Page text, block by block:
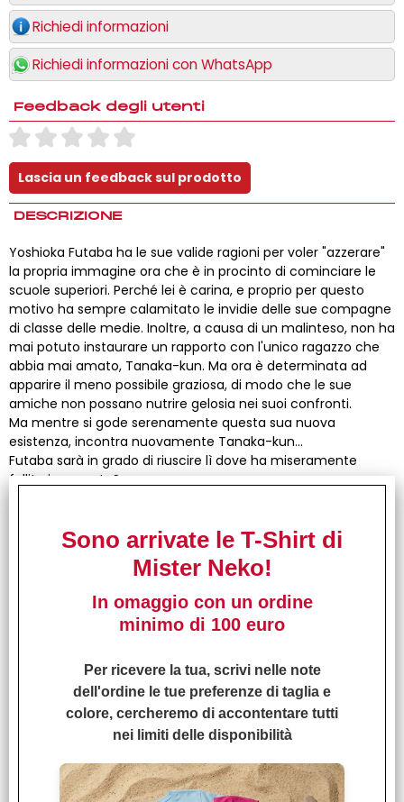
Richiedi informazioni
Richiedi informazioni con WhatsApp
Feedback degli utenti
DESCRIZIONE
Yoshioka Futaba ha le sue valide ragioni per voler "azzerare"
la propria immagine ora che è in procinto di cominciare le
scuole superiori. Perché lei è carina, e proprio per questo
motivo ha sempre calamitato le invidie delle sue compagne
di classe delle medie. Inoltre, a causa di un malinteso, non ha
mai potuto instaurare un rapporto con l'unico ragazzo che
abbia mai amato, Tanaka-kun. Ma ora è determinata ad
apparire il meno possibile graziosa, di modo che le sue
amiche non possano nutrire gelosia nei suoi confronti.
Ma mentre si gode serenamente questa sua nuova
esistenza, incontra nuovamente Tanaka-kun...
Futaba sarà in grado di riuscire lì dove ha miseramente
fallito in passato?
: Gli articoli con nell’intestazione la dicitura "Arrivo
stimato..." o "Arrivo da definire" sono in preordine. Gli ordini
che li contengono verranno evasi con una
Puoi anche chiedere la spedizione del solo disponibile, per poi
accorpare gli articoli in preordine a un ordine successivo.
direttamente per email suinfo@misterneko.com.
Passa a trovarci anche nella nostra fumetteria di
Firenze! Troverai in negozio tantissimi manga e
fumetti, gadget e giochi di ruolo.
…e se questo articolo ti è piaciuto particolarmente, non
dimenticare di lasciare un feedback e il tuo commento!
Sono arrivate le T-Shirt di
Mister Neko!
In omaggio con un ordine
minimo di 100 euro
Per ricevere la tua, scrivi nelle note
dell'ordine le tue preferenze di taglia e
colore, cercheremo di accontentare tutti
nei limiti delle disponibilità